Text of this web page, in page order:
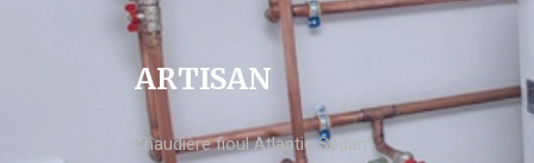
ARTISAN
chaudière fioul Atlantic Sedan